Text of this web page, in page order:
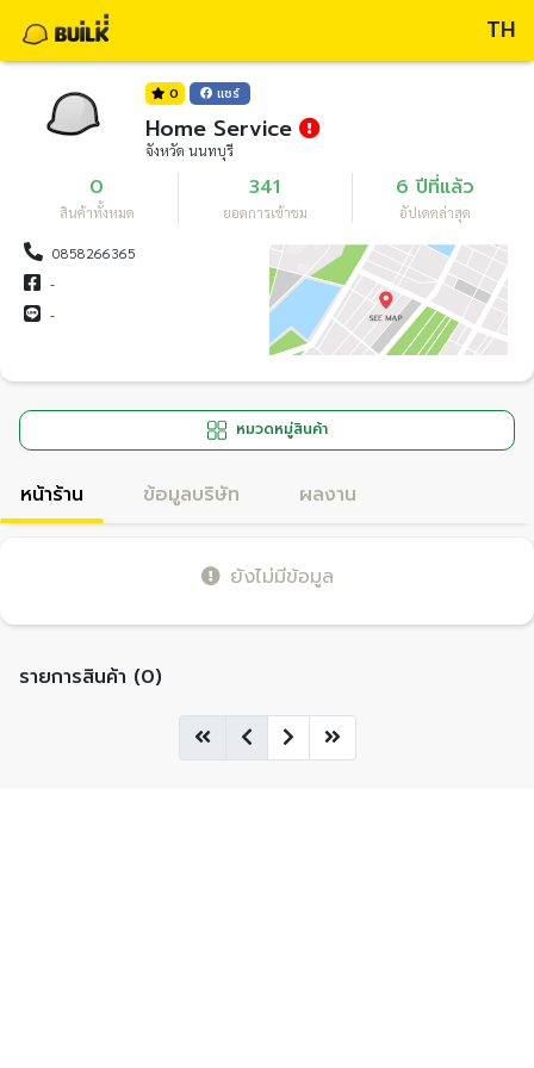
TH
0 แชร์
Home Service
จังหวัด นนทบุรี
0
สินค้าทั้งหมด
341
ยอดการเข้าชม
6 ปีที่แล้ว
อัปเดตล่าสุด
0858266365
-
-
หมวดหมู่สินค้า
หน้าร้าน ข้อมูลบริษัท ผลงาน
ยังไม่มีข้อมูล
รายการสินค้า (0)